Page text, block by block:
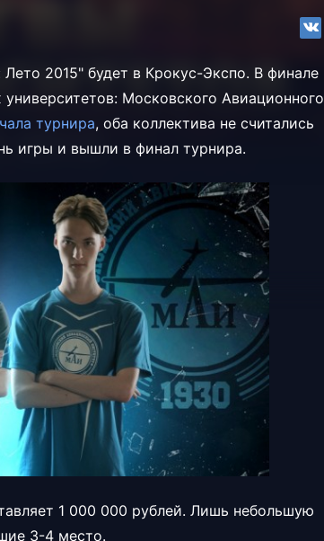
2015" будет в Крокус-Экспо. В финале
Московского Авиационного
турнира, оба коллектива не считались
игры и вышли в финал турнира.
1 000 000 рублей. Лишь небольшую
3-4 место.